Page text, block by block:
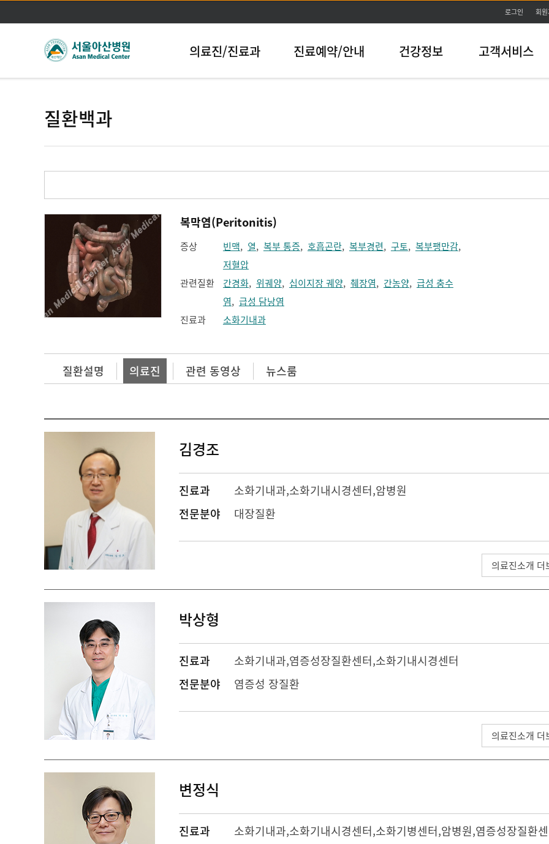
본문바로가기
로그인 회
의료진/진료과 진료예약/안내 건강정보 고객서비스
질환백과
복막염(Peritonitis)
증상 빈맥, 열, 복부 통증, 호흡곤란, 복부경련, 구토, 복부팽만감,
저혈압
관련질환
간경화, 위궤양, 십이지장 궤양, 췌장염, 간농양, 급성 충수
염, 급성 담낭염
진료과
소화기내과
질환설명 의료진 관련 동영상 뉴스룸
김경조
진료과 소화기내과,소화기내시경센터,암병원
전문분야
대장질환
의료진소개 더
박상형
진료과 소화기내과,염증성장질환센터,소화기내시경센터
전문분야
염증성 장질환
의료진소개 더
변정식
진료과 소화기내과,소화기내시경센터,소화기병센터,암병원,염증성장질환